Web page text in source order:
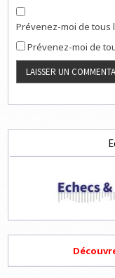
Prévenez-moi de tous
Prévenez-moi de